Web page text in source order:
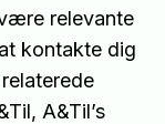
relevante
kontakte dig
A&Til’s